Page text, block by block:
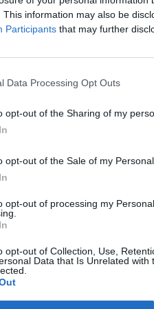
This information may also be
Participants that may further
Data Processing Opt Outs
opt-out of the Sharing of my
opt-out of the Sale of my Personal
opt-out of processing my
opt-out of Collection, Use,
Data that Is Unrelated with
poplatok v rámci Programu
obdobie 51 dní